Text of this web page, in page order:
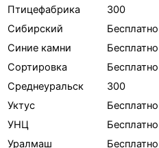
Птицефабрика
300
Сибирский
Бесплатно
Синие камни
Бесплатно
Сортировка
Бесплатно
Среднеуральск
300
Уктус
Бесплатно
УНЦ
Бесплатно
Уралмаш
Бесплатно